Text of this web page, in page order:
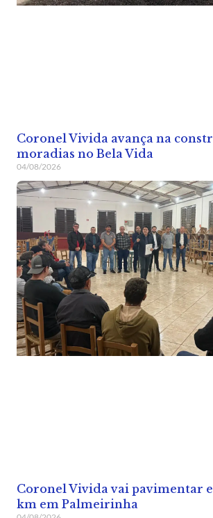
Coronel Vivida avança na
moradias no Bela Vida
04/08/2026
Coronel Vivida vai pavimentar
km em Palmeirinha